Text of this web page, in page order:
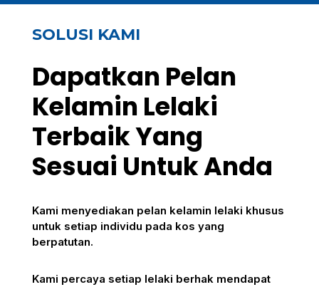
SOLUSI KAMI
Dapatkan Pelan
Kelamin Lelaki
Terbaik Yang
Sesuai Untuk Anda
Kami menyediakan pelan kelamin lelaki khusus
untuk setiap individu pada kos yang
berpatutan.
Kami percaya setiap lelaki berhak mendapat